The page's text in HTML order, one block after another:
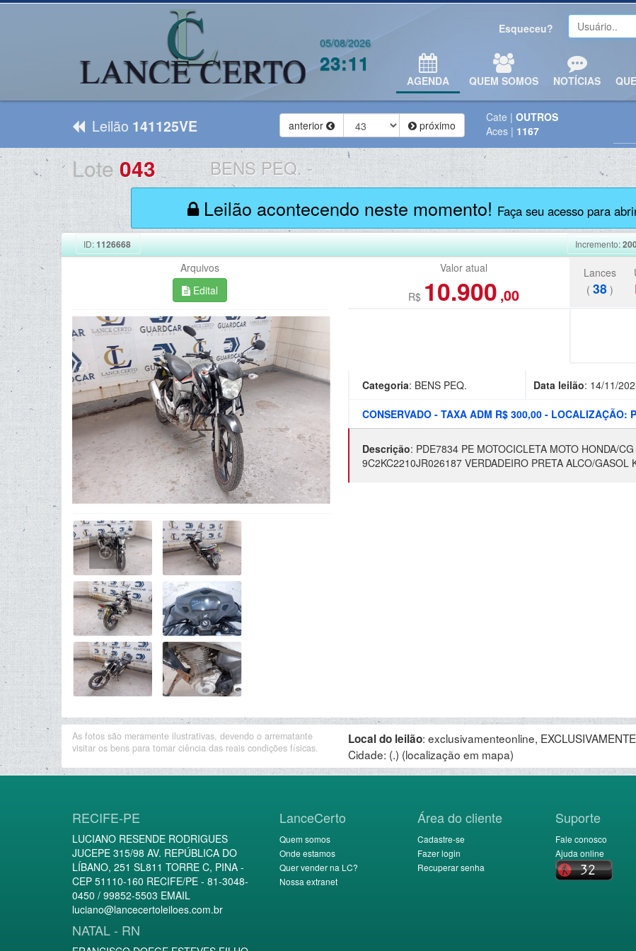
05/08/2026
23:11
Esqueceu?
AGENDA QUEM SOMOS NOTÍCIAS
Leilão 141125VE anterior próximo
Cate | OUTROS
Aces | 1167
Lote043 BENS PEQ. -
Leilão acontecendo neste momento! Faça seu acesso para
ID:1126668 Incremento:
Arquivos
Edital
Valor atual
R$ 10.900 ,00
Lances
( 38)
Categoria: BENS PEQ. Data leilão: 14/11/
CONSERVADO - TAXA ADM R$ 300,00 - LOCALIZAÇÃO:
Descrição: PDE7834 PE MOTOCICLETA MOTO HONDA/
9C2KC2210JR026187 VERDADEIRO PRETA ALCO/GASOL
As fotos são meramente ilustrativas, devendo o arrematante
visitar os bens para tomar ciência das reais condições físicas.
Local do leilão: exclusivamenteonline,
Cidade: (.) (localização em mapa)
RECIFE-PE
LUCIANO RESENDE RODRIGUES
JUCEPE 315/98 AV. REPÚBLICA DO
LÍBANO, 251 SL811 TORRE C, PINA -
CEP 51110-160 RECIFE/PE - 81-3048-
0450 / 99852-5503 EMAIL
luciano@lancecertoleiloes.com.br
NATAL - RN
LanceCerto
Quem somos
Onde estamos
Quer vender na LC?
Nossa extranet
Área do cliente
Cadastre-se
Fazer login
Recuperar senha
Suporte
Fale conosco
Ajuda online